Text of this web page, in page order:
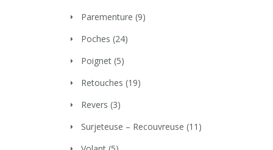
Parementure (9)
Poches (24)
Poignet (5)
Retouches (19)
Revers (3)
Surjeteuse – Recouvreuse (11)